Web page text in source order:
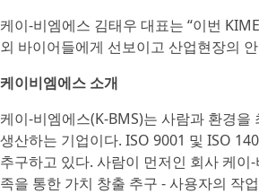
케이-비엠에스 김태우 대표는 “이번
외 바이어들에게 선보이고 산업현장의
케이비엠에스 소개
케이-비엠에스(K-BMS)는 사람과 환경
생산하는 기업이다. ISO 9001 및 ISO
추구하고 있다. 사람이 먼저인 회사 케
족을 통한 가치 창출 추구 - 사용자의 작